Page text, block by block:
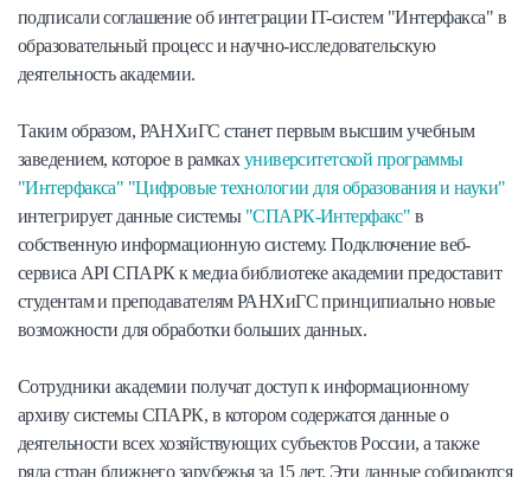
подписали соглашение об интеграции IT-систем "Интерфакса" в
образовательный процесс и научно-исследовательскую
деятельность академии.
Таким образом, РАНХиГС станет первым высшим учебным
заведением, которое в рамкахуниверситетской программы
"Интерфакса" "Цифровые технологии для образования и науки"
интегрирует данные системы "СПАРК-Интерфакс" в
собственную информационную систему. Подключение веб-
сервиса API СПАРК к медиа библиотеке академии предоставит
студентам и преподавателям РАНХиГС принципиально новые
возможности для обработки больших данных.
Сотрудники академии получат доступ к информационному
архиву системы СПАРК, в котором содержатся данные о
деятельности всех хозяйствующих субъектов России, а также
ряда стран ближнего зарубежья за 15 лет. Эти данные собираются